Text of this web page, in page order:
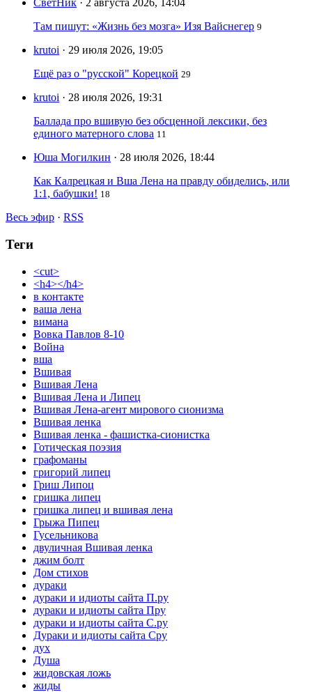
СветНик · 2 августа 2026, 14:04
Там пишут: «Жизнь без мозга» Изя Вайснегер 9
krutoi · 29 июля 2026, 19:05
Ещё раз о "русской" Корецкой 29
krutoi · 28 июля 2026, 19:31
Баллада про вшивую без обсценной лексики, без
единого матерного слова 11
Юша Могилкин · 28 июля 2026, 18:44
Как Калрецкая и Вша Лена на правду обиделись, или
1:1, бабушки! 18
Весь эфир · RSS
Теги
<cut>
<h4></h4>
в контакте
ваша лена
вимана
Вовка Павлов 8-10
Война
вша
Вшивая
Вшивая Лена
Вшивая Лена и Липец
Вшивая Лена-агент мирового сионизма
Вшивая ленка
Вшивая ленка - фашистка-сионистка
Готическая поэзия
графоманы
григорий липец
Гриш Липоц
гришка липец
гришка липец и вшивая лена
Грыжа Пипец
Гусельникова
двуличная Вшивая ленка
джим болт
Дом стихов
дураки
дураки и идиоты сайта П.ру
дураки и идиоты сайта Пру
дураки и идиоты сайта С.ру
Дураки и идиоты сайта Сру
дух
Душа
жидовская ложь
жиды